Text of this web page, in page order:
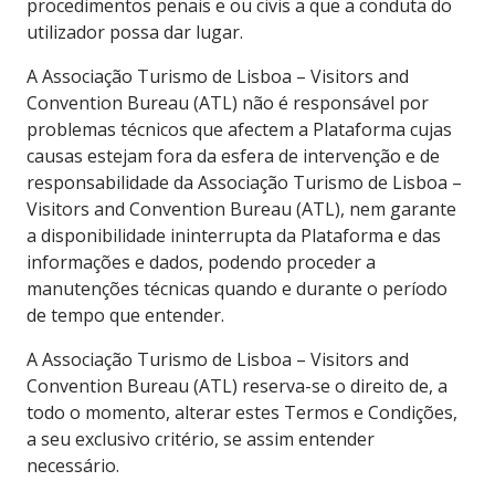
procedimentos penais e ou civis a que a conduta do
utilizador possa dar lugar.
A Associação Turismo de Lisboa – Visitors and
Convention Bureau (ATL) não é responsável por
problemas técnicos que afectem a Plataforma cujas
causas estejam fora da esfera de intervenção e de
responsabilidade da Associação Turismo de Lisboa –
Visitors and Convention Bureau (ATL), nem garante
a disponibilidade ininterrupta da Plataforma e das
informações e dados, podendo proceder a
manutenções técnicas quando e durante o período
de tempo que entender.
A Associação Turismo de Lisboa – Visitors and
Convention Bureau (ATL) reserva-se o direito de, a
todo o momento, alterar estes Termos e Condições,
a seu exclusivo critério, se assim entender
necessário.